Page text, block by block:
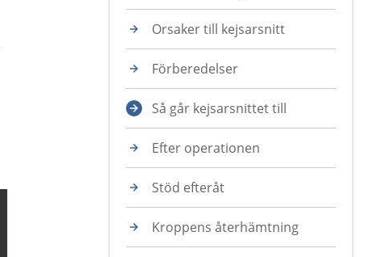
Orsaker till kejsarsnitt
Förberedelser
Så går kejsarsnittet till
Efter operationen
Stöd efteråt
Kroppens återhämtning